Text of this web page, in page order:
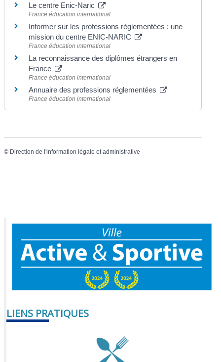
Le centre Enic-Naric
France éducation international
Informer sur les professions réglementées : une
mission du centre ENIC-NARIC
France éducation international
La reconnaissance des diplômes étrangers en
France
France éducation international
Annuaire des professions réglementées
France éducation international
© Direction de l'information légale et administrative
LIENS PRATIQUES